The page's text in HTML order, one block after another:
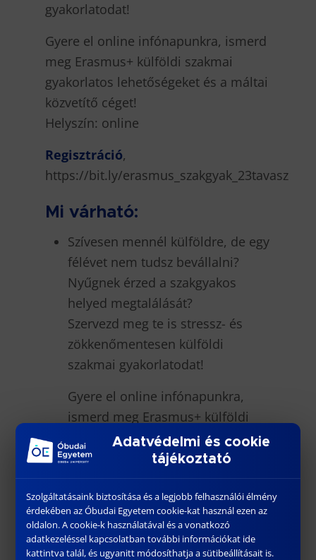
gyakorlatodat!
Gyere el online infónapunkra, ismerd
meg Erasmus+ külföldi szakmai
gyakorlatos lehetőségeket és a máltai
közvetítő céget!
Helyszín: online
Regisztráció,
https://bit.ly/erasmus_szakgyak_23tavasz
Mi várható:
Szívesen mennél külföldre, de egy
félévet nem tudsz bevállalni?
Nyűgnek érzed a szakgyakos
helyed megtalálását?
Szervezd meg te is stressz- és
zökkenőmentesen külföldi
szakmai gyakorlatodat!
Gyere el online infónapunkra,
ismerd meg Erasmus+ külföldi
szakmai gyakorlatos
lehetőségeket és a máltai
közvetítő céget!
Online Infónap időpontja:
Március 27, hétfő 10 óra
Adatvédelmi és cookie
tájékoztató
Szolgáltatásaink biztosítása és a legjobb felhasználói élmény
érdekében az Óbudai Egyetem cookie-kat használ ezen az
oldalon. A cookie-k használatával és a vonatkozó
adatkezeléssel kapcsolatban további információkat ide
kattintva talál, és ugyanitt módosíthatja a sütibeállításait is.